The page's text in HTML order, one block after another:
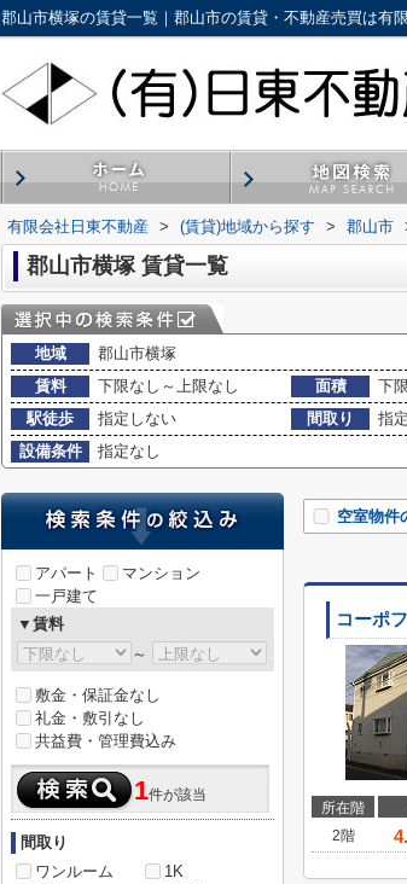
郡山市横塚の賃貸一覧｜郡山市の賃貸・不動産売買は有
有限会社日東不動産 > (賃貸)地域から探す > 郡山市
郡山市横塚 賃貸一覧
地域
郡山市横塚
賃料
下限なし～上限なし 面積 下
駅徒歩
指定しない 間取り
指
設備条件
指定なし
空室物件
コーポ
所在階
2階
アパート
マンション
一戸建て
▼賃料
～
敷金・保証金なし
礼金・敷引なし
共益費・管理費込み
1件が該当
間取り
ワンルーム
1K